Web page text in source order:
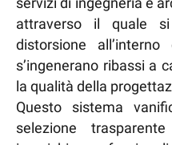
attraverso il quale
distorsione
s’ingenerano ribassi a
la qualità della
Questo sistema
selezione